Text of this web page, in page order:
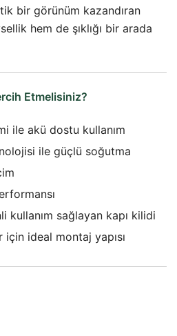
bir görünüm kazandıran
hem de şıklığı bir arada
Etmelisiniz?
ile akü dostu kullanım
ile güçlü soğutma
kullanım sağlayan kapı kilidi
ideal montaj yapısı